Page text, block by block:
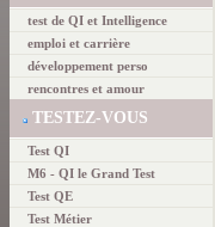
test de QI et Intelligence
emploi et carrière
développement perso
rencontres et amour
TESTEZ-VOUS
Test QI
M6 - QI le Grand Test
Test QE
Test Métier